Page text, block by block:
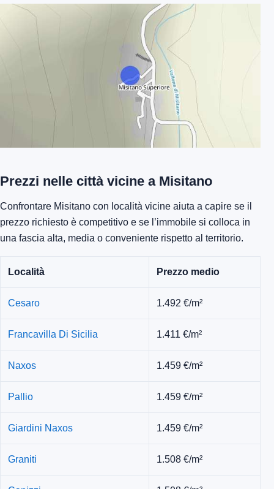
Prezzi nelle città vicine a Misitano
Confrontare Misitano con località vicine aiuta a capire se il
prezzo richiesto è competitivo e se l’immobile si colloca in
una fascia alta, media o conveniente rispetto al territorio.
Località Prezzo medio
Cesaro 1.492 €/m²
Francavilla Di Sicilia 1.411 €/m²
Naxos 1.459 €/m²
Pallio 1.459 €/m²
Giardini Naxos 1.459 €/m²
Graniti 1.508 €/m²